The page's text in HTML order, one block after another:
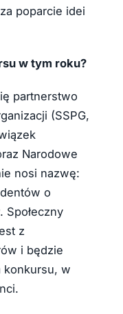
poparcie idei
w tym roku?
partnerstwo
(SSPG,
Narodowe
nosi nazwę:
o
Społeczny
z
i będzie
konkursu, w